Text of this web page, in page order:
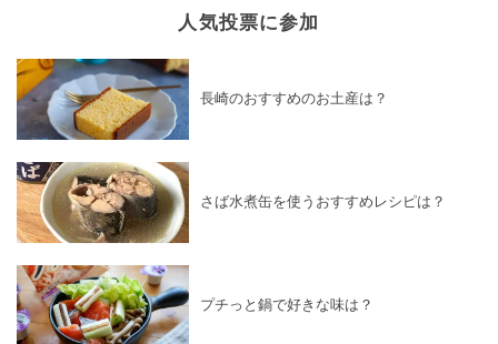
人気投票に参加
長崎のおすすめのお土産は？
さば水煮缶を使うおすすめレシピは？
プチっと鍋で好きな味は？